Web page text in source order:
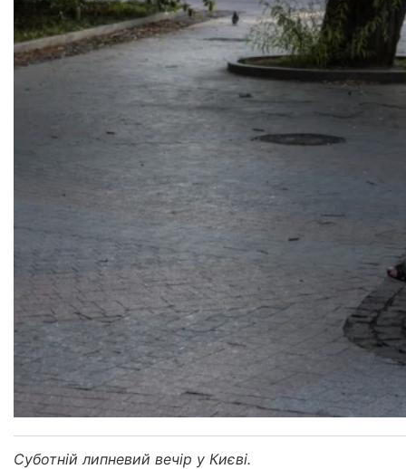
Суботній липневий вечір у Києві.